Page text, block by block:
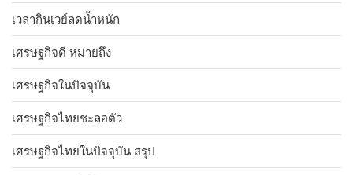
เวลากินเวย์ลดน้ำหนัก
เศรษฐกิจดี หมายถึง
เศรษฐกิจในปัจจุบัน
เศรษฐกิจไทยชะลอตัว
เศรษฐกิจไทยในปัจจุบัน สรุป